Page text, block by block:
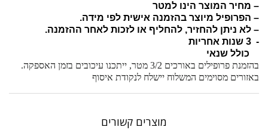
– מחיר המוצר הינו למטר
– הפרופיל מיוצר בהזמנה אישית לפי מידה.
– לא ניתן להחזיר, להחליף או לזכות לאחר ההזמנה.
- 3 שנות אחריות
כולל שנאי
בהזמנת פרופילים באורכים 3/2 מטר, ייתכנו עיכובים בזמן האספקה.
באזורים מסוימים המשלוח יישלח לנקודת איסוף
מוצרים קשורים